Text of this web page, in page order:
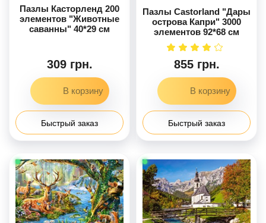
Пазлы Касторленд 200
элементов "Животные
саванны" 40*29 см
309 грн.
Быстрый заказ
Пазлы Castorland "Дары
острова Капри" 3000
элементов 92*68 см
855 грн.
Быстрый заказ